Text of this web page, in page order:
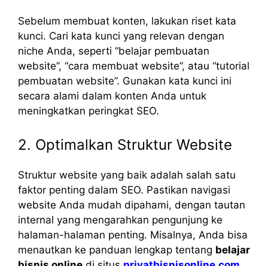
Sebelum membuat konten, lakukan riset kata
kunci. Cari kata kunci yang relevan dengan
niche Anda, seperti “belajar pembuatan
website”, “cara membuat website”, atau “tutorial
pembuatan website”. Gunakan kata kunci ini
secara alami dalam konten Anda untuk
meningkatkan peringkat SEO.
2. Optimalkan Struktur Website
Struktur website yang baik adalah salah satu
faktor penting dalam SEO. Pastikan navigasi
website Anda mudah dipahami, dengan tautan
internal yang mengarahkan pengunjung ke
halaman-halaman penting. Misalnya, Anda bisa
menautkan ke panduan lengkap tentang belajar